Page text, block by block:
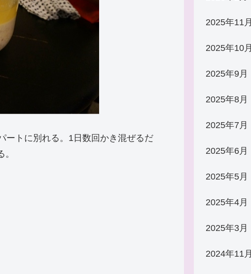
ートに別れる。1日数回かき混ぜるだ
2025年11月
2025年10月
2025年9月
2025年8月
2025年7月
2025年6月
2025年5月
2025年4月
2025年3月
2024年11月